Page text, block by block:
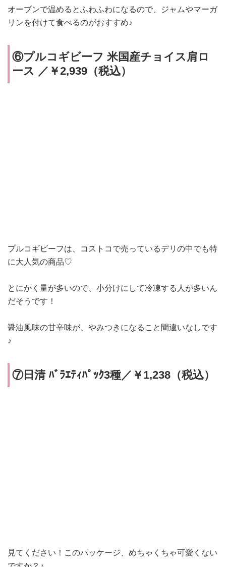
オーブンで温めるとふわふわになるので、ジャムやマーガ
リンを付けて食べるのがおすすめ♪
⑥プルコギビーフ 米国産チョイス肩ロ
ース ／￥2,939（税込）
プルコギビーフは、コストコで売っているデリの中でも特
に大人気の商品♡
とにかく量が多いので、小分けにして冷凍する人が多いん
だそうです！
醤油風味の甘辛味が、やみつきになること間違いなしです
♪
⑦日清 ﾊﾞﾗｴﾃｨﾊﾟｯｸ3種／￥1,238（税込）
見てください！このパッケージ、めちゃくちゃ可愛くない